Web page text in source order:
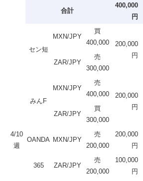
合計
400,000
円
4/10
週
セン短
MXN/JPY
買
400,000
200,000
円
ZAR/JPY
売
300,000
みんF
MXN/JPY
売
400,000
200,000
円
ZAR/JPY
買
300,000
OANDA MXN/JPY
売
200,000
200,000
円
365 ZAR/JPY
売
200,000
100,000
円